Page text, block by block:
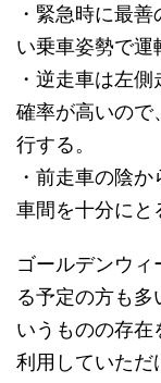
・緊急時に最
い乗車姿勢で運
・逆走車は左
確率が高いので
行する。
・前走車の陰
車間を十分にと
ゴールデンウ
る予定の方も多
いうものの存在
利用していただ